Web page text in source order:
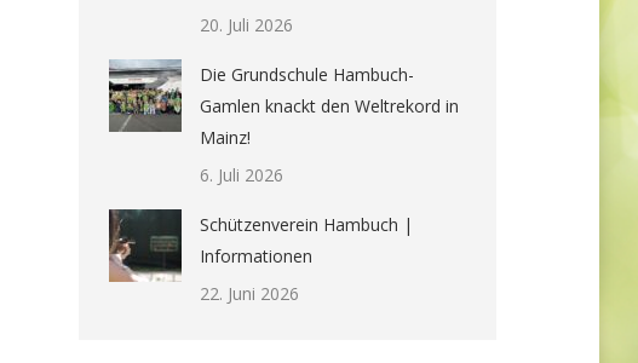
20. Juli 2026
Die Grundschule Hambuch-
Gamlen knackt den Weltrekord in
Mainz!
6. Juli 2026
Schützenverein Hambuch |
Informationen
22. Juni 2026